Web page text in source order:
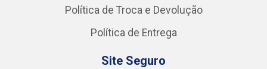
Política de Troca e Devolução
Política de Entrega
Site Seguro